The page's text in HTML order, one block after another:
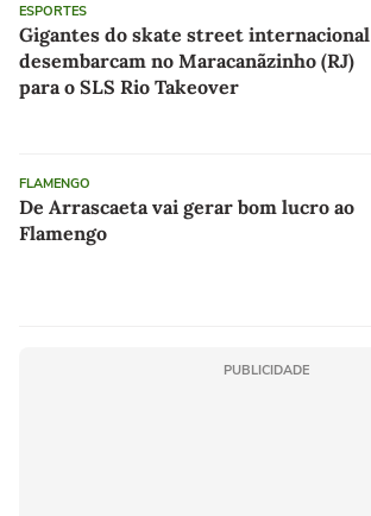
ESPORTES
Gigantes do skate street internacional
desembarcam no Maracanãzinho (RJ)
para o SLS Rio Takeover
FLAMENGO
De Arrascaeta vai gerar bom lucro ao
Flamengo
PUBLICIDADE